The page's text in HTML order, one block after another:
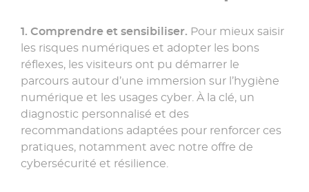
1. Comprendre et sensibiliser. Pour mieux saisir
les risques numériques et adopter les bons
réflexes, les visiteurs ont pu démarrer le
parcours autour d’une immersion sur l’hygiène
numérique et les usages cyber. À la clé, un
diagnostic personnalisé et des
recommandations adaptées pour renforcer ces
pratiques, notamment avec notre offre de
cybersécurité et résilience.